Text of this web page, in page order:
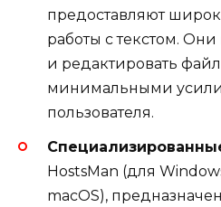
предоставляют
работы с текстом.
и редактировать
минимальными
пользователя.
HostsMan (для
macOS),